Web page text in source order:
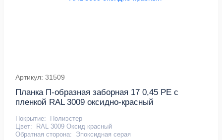
Артикул: 31509
Планка П-образная заборная 17 0,45 PE с
пленкой RAL 3009 оксидно-красный
Покрытие:
Полиэстер
Цвет:
RAL 3009 Оксид красный
Обратная сторона:
Эпоксидная серая